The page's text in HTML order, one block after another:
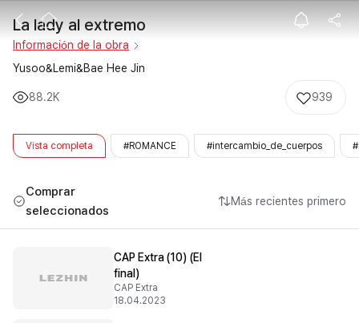
La lady al
La lady al extremo
Información de la obra
Yusoo&Lemi&Bae Hee Jin
88.2K 939
Vista completa #ROMANCE #intercambio_de_cuerpos
Comprar
seleccionados
Más recientes primero
CAP Extra (10) (El
final)
CAP Extra
18.04.2023